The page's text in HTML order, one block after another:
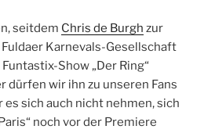
seitdem Chris de Burgh zur
Karnevals-Gesellschaft
Show „Der Ring“
dürfen wir ihn zu unseren Fans
es sich auch nicht nehmen, sich
noch vor der Premiere